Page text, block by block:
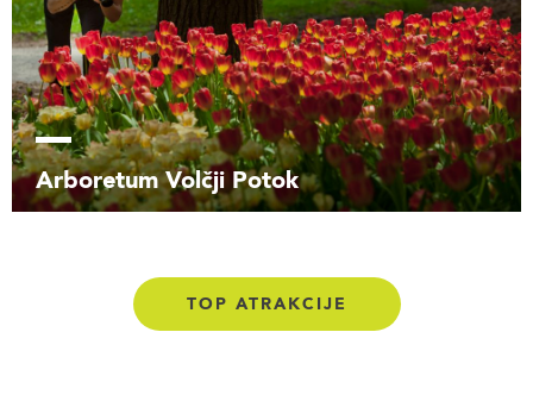
Arboretum Volčji Potok
TOP ATRAKCIJE